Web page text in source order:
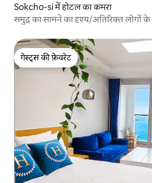
Sokcho-si में होटल का कमरा
समुद्र का सामने का दृश्य/अतिरिक्त लोगों
लाइटहाउस बीच तक पहुँच
गेस्ट्स की फ़ेवरेट
गेस्ट्स की फ़ेवरेट